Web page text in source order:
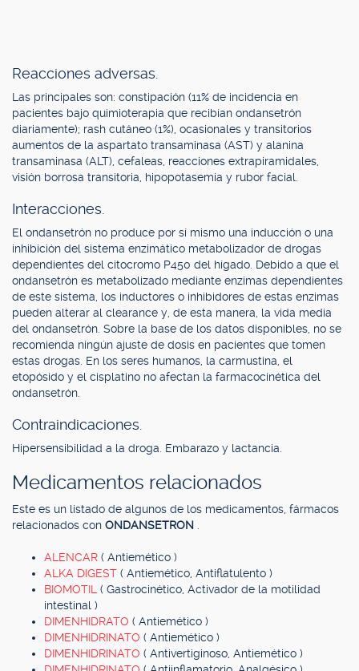
Reacciones adversas.
Las principales son: constipación (11% de incidencia en
pacientes bajo quimioterapia que recibían ondansetrón
diariamente); rash cutáneo (1%), ocasionales y transitorios
aumentos de la aspartato transaminasa (AST) y alanina
transaminasa (ALT), cefaleas, reacciones extrapiramidales,
visión borrosa transitoria, hipopotasemia y rubor facial.
Interacciones.
El ondansetrón no produce por sí mismo una inducción o una
inhibición del sistema enzimático metabolizador de drogas
dependientes del citocromo P450 del hígado. Debido a que el
ondansetrón es metabolizado mediante enzimas dependientes
de este sistema, los inductores o inhibidores de estas enzimas
pueden alterar al clearance y, de esta manera, la vida media
del ondansetrón. Sobre la base de los datos disponibles, no se
recomienda ningún ajuste de dosis en pacientes que tomen
estas drogas. En los seres humanos, la carmustina, el
etopósido y el cisplatino no afectan la farmacocinética del
ondansetrón.
Contraindicaciones.
Hipersensibilidad a la droga. Embarazo y lactancia.
Medicamentos relacionados
Este es un listado de algunos de los medicamentos, fármacos
relacionados con ONDANSETRON
ALENCAR ( Antiemético )
ALKA DIGEST ( Antiemético, Antiflatulento )
BIOMOTIL ( Gastrocinético, Activador de la motilidad
intestinal )
DIMENHIDRATO ( Antiemético )
DIMENHIDRINATO ( Antiemético )
DIMENHIDRINATO ( Antivertiginoso, Antiemético )